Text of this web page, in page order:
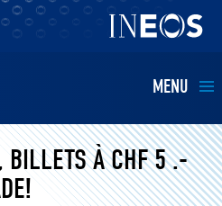
MENU
BILLETS À CHF 5 .-